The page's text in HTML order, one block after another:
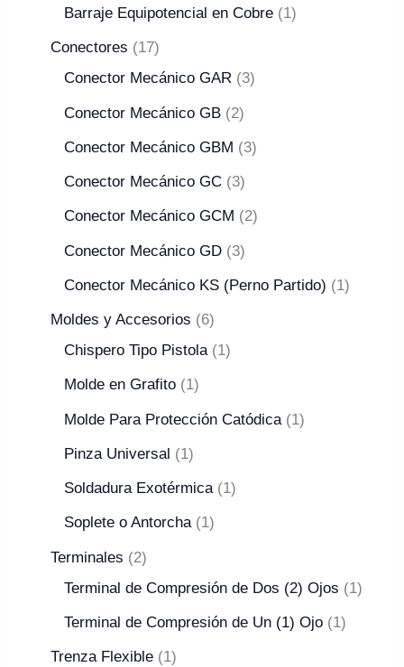
Barraje Equipotencial en Cobre
1
Conectores
17
Conector Mecánico GAR
3
Conector Mecánico GB 2
Conector Mecánico GBM 3
Conector Mecánico GC 3
Conector Mecánico GCM 2
Conector Mecánico GD 3
Conector Mecánico KS (Perno Partido) 1
Moldes y Accesorios
6
Chispero Tipo Pistola
1
Molde en Grafito 1
Molde Para Protección Catódica 1
Pinza Universal 1
Soldadura Exotérmica 1
Soplete o Antorcha 1
Terminales
2
Terminal de Compresión de Dos (2) Ojos
1
Terminal de Compresión de Un (1) Ojo 1
Trenza Flexible
1